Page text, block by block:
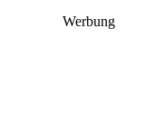
Werbung